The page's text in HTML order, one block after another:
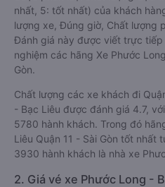
nhất, 5: tốt nhất) của khách
lượng xe, Đúng giờ, Chất lượng
Đánh giá này được viết trực
nghiệm các hãng Xe Phước
Gòn.
Chất lượng các xe khách đi
- Bạc Liêu được đánh giá 4.7,
5780 hành khách. Trong đó
Liêu Quận 11 - Sài Gòn tốt
3930 hành khách là nhà xe
2. Giá vé xe Phước Long -